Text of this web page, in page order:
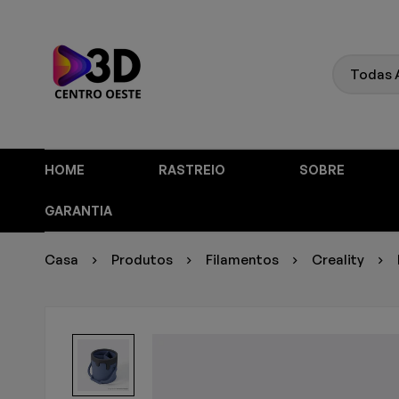
HOME RASTREIO SOBRE
GARANTIA
Casa Produtos Filamentos Creality